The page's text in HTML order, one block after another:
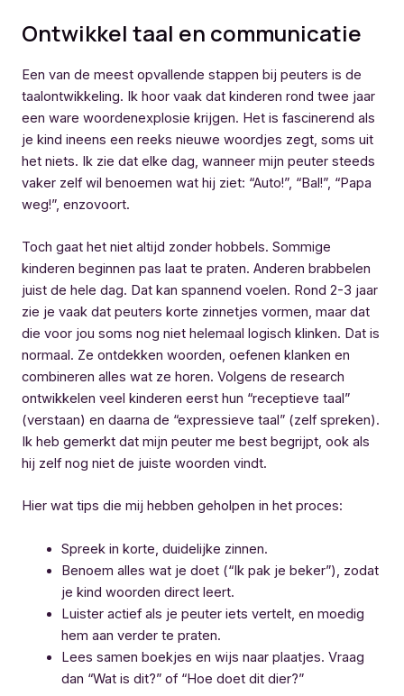
Ontwikkel taal en communicatie
Een van de meest opvallende stappen bij peuters is de
taalontwikkeling. Ik hoor vaak dat kinderen rond twee jaar
een ware woordenexplosie krijgen. Het is fascinerend als
je kind ineens een reeks nieuwe woordjes zegt, soms uit
het niets. Ik zie dat elke dag, wanneer mijn peuter steeds
vaker zelf wil benoemen wat hij ziet: “Auto!”, “Bal!”, “Papa
weg!”, enzovoort.
Toch gaat het niet altijd zonder hobbels. Sommige
kinderen beginnen pas laat te praten. Anderen brabbelen
juist de hele dag. Dat kan spannend voelen. Rond 2-3 jaar
zie je vaak dat peuters korte zinnetjes vormen, maar dat
die voor jou soms nog niet helemaal logisch klinken. Dat is
normaal. Ze ontdekken woorden, oefenen klanken en
combineren alles wat ze horen. Volgens de research
ontwikkelen veel kinderen eerst hun “receptieve taal”
(verstaan) en daarna de “expressieve taal” (zelf spreken).
Ik heb gemerkt dat mijn peuter me best begrijpt, ook als
hij zelf nog niet de juiste woorden vindt.
Hier wat tips die mij hebben geholpen in het proces:
Spreek in korte, duidelijke zinnen.
Benoem alles wat je doet (“Ik pak je beker”), zodat
je kind woorden direct leert.
Luister actief als je peuter iets vertelt, en moedig
hem aan verder te praten.
Lees samen boekjes en wijs naar plaatjes. Vraag
dan “Wat is dit?” of “Hoe doet dit dier?”